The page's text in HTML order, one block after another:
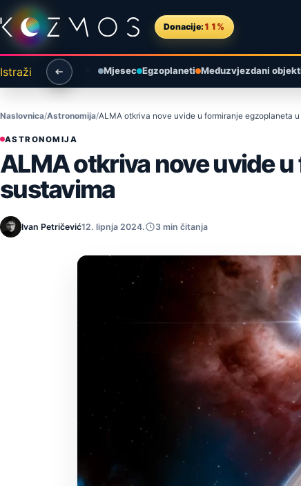
Preskoči na sadržaj
Donacije: 11%
Istraži Mjesec Egzoplaneti Međuzvjezdani
Naslovnica Astronomija ALMA otkriva nove uvide u formiranje egzoplaneta
ASTRONOMIJA
ALMA otkriva nove uvide
sustavima
Ivan Petričević12. lipnja 2024. 3 min čitanja